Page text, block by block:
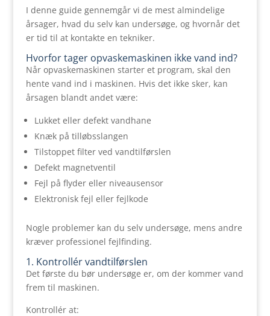
I denne guide gennemgår vi de mest almindelige
årsager, hvad du selv kan undersøge, og hvornår det
er tid til at kontakte en tekniker.
Hvorfor tager opvaskemaskinen ikke vand ind?
Når opvaskemaskinen starter et program, skal den
hente vand ind i maskinen. Hvis det ikke sker, kan
årsagen blandt andet være:
Lukket eller defekt vandhane
Knæk på tilløbsslangen
Tilstoppet filter ved vandtilførslen
Defekt magnetventil
Fejl på flyder eller niveausensor
Elektronisk fejl eller fejlkode
Nogle problemer kan du selv undersøge, mens andre
kræver professionel fejlfinding.
1. Kontrollér vandtilførslen
Det første du bør undersøge er, om der kommer vand
frem til maskinen.
Kontrollér at: